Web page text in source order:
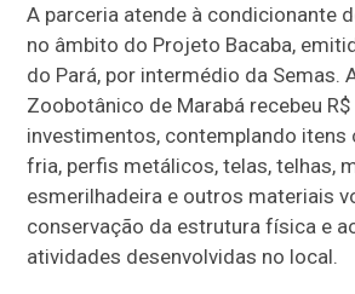
A parceria atende à condicionante
no âmbito do Projeto Bacaba,
do Pará, por intermédio da Semas.
Zoobotânico de Marabá recebeu
investimentos, contemplando itens
fria, perfis metálicos, telas, telhas,
esmerilhadeira e outros materiais
conservação da estrutura física e
atividades desenvolvidas no local.